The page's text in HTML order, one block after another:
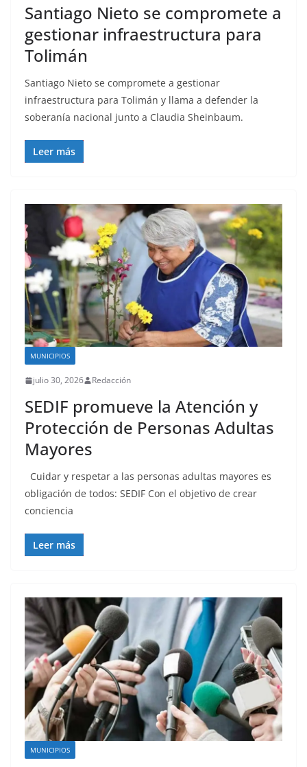
Santiago Nieto se compromete a
gestionar infraestructura para
Tolimán
Santiago Nieto se compromete a gestionar
infraestructura para Tolimán y llama a defender la
soberanía nacional junto a Claudia Sheinbaum.
Leer más
MUNICIPIOS
julio 30, 2026 Redacción
SEDIF promueve la Atención y
Protección de Personas Adultas
Mayores
Cuidar y respetar a las personas adultas mayores es
obligación de todos: SEDIF Con el objetivo de crear
conciencia
Leer más
MUNICIPIOS